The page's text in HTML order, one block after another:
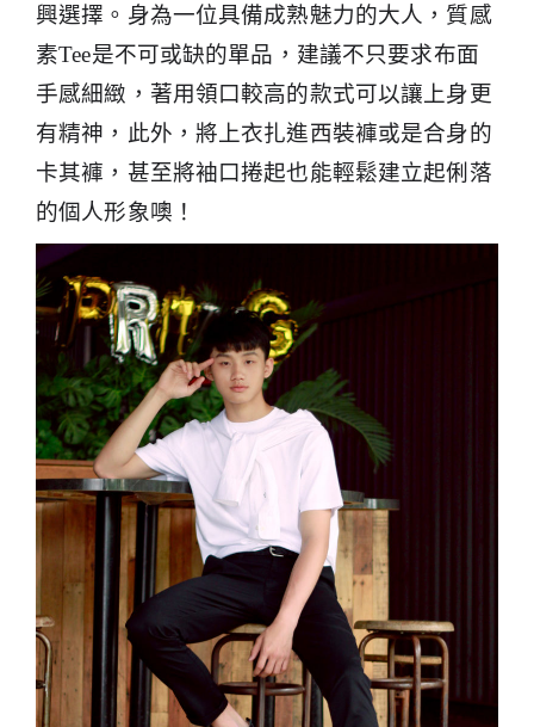
興選擇。身為一位具備成熟魅力的大人，質感
素Tee是不可或缺的單品，建議不只要求布面
手感細緻，著用領口較高的款式可以讓上身更
有精神，此外，將上衣扎進西裝褲或是合身的
卡其褲，甚至將袖口捲起也能輕鬆建立起俐落
的個人形象噢！